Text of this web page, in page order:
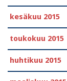
kesäkuu 2015
toukokuu 2015
huhtikuu 2015